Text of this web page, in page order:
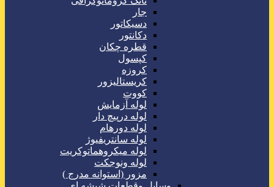
جار
دسیکاتور
دکانتور
قطره چکان
کپسول
کروزه
کریستالیزور
کووت
لوله آزمایش
لوله درپیچ دار
لوله دورهام
لوله سانتریفیوژ
لوله میکروهماتوکریت
لوله ونوجکت
مزور (استوانه مدرج )